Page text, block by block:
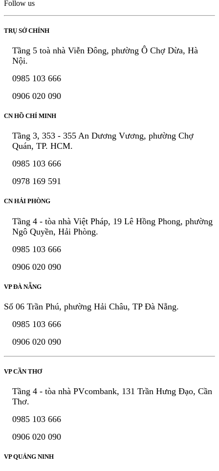
Follow us
TRỤ SỞ CHÍNH
Tầng 5 toà nhà Viễn Đông, phường Ô Chợ Dừa, Hà
Nội.
0985 103 666
0906 020 090
CN HỒ CHÍ MINH
Tầng 3, 353 - 355 An Dương Vương, phường Chợ
Quán, TP. HCM.
0985 103 666
0978 169 591
CN HẢI PHÒNG
Tầng 4 - tòa nhà Việt Pháp, 19 Lê Hồng Phong, phường
Ngô Quyền, Hải Phòng.
0985 103 666
0906 020 090
VP ĐÀ NẴNG
Số 06 Trần Phú, phường Hải Châu, TP Đà Nẵng.
0985 103 666
0906 020 090
VP CẦN THƠ
Tầng 4 - tòa nhà PVcombank, 131 Trần Hưng Đạo, Cần
Thơ.
0985 103 666
0906 020 090
VP QUẢNG NINH